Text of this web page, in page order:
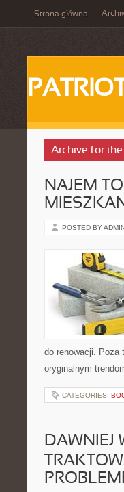
Strona główna
Archive for the
NAJEM
POSTED BY
do renowacji. Poza
oryginalnym
CATEGORIES:
DAWNIEJ